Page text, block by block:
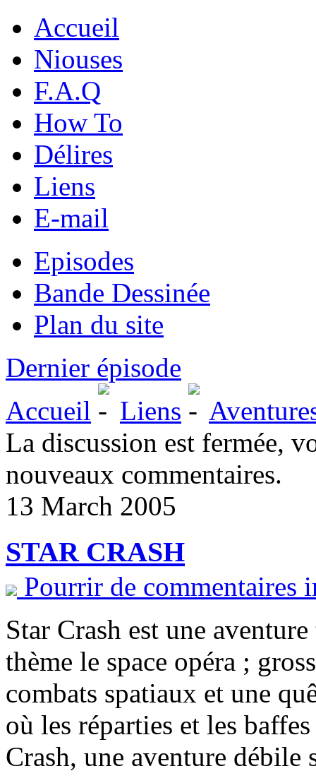
Accueil
Niouses
F.A.Q
How To
Délires
Liens
E-mail
Episodes
Bande Dessinée
Plan du site
Dernier épisode
Accueil
Liens
La discussion est fermée,
nouveaux commentaires.
13 March 2005
STAR CRASH
Pourrir de commentaires
Star Crash est une
thème le space opéra ;
combats spatiaux et une
où les réparties et les
Crash, une aventure